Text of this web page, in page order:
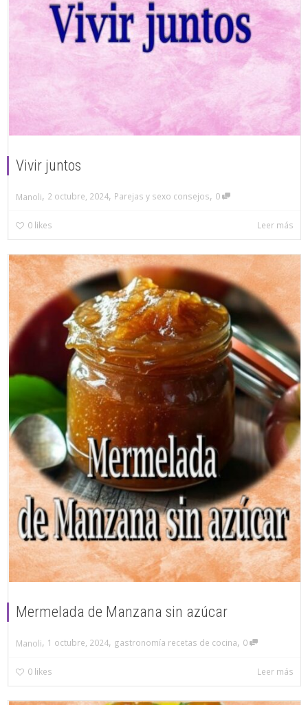
Vivir juntos
Manoli, 2 octubre, 2024, Parejas y sexo consejos, 0
0 likes Leer más
Mermelada de Manzana sin azúcar
Manoli, 1 octubre, 2024, gastronomía recetas de cocina, 0
0 likes Leer más